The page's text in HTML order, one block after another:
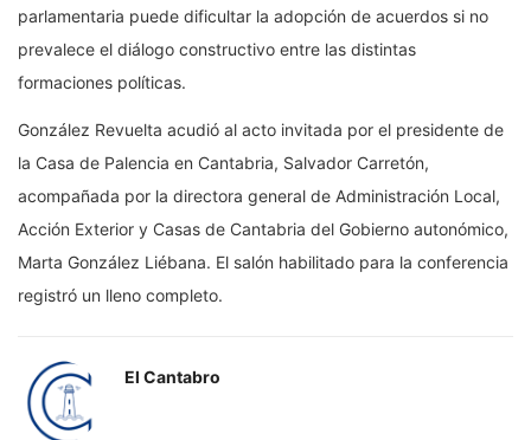
parlamentaria puede dificultar la adopción de acuerdos si no
prevalece el diálogo constructivo entre las distintas
formaciones políticas.
González Revuelta acudió al acto invitada por el presidente de
la Casa de Palencia en Cantabria, Salvador Carretón,
acompañada por la directora general de Administración Local,
Acción Exterior y Casas de Cantabria del Gobierno autonómico,
Marta González Liébana. El salón habilitado para la conferencia
registró un lleno completo.
El Cantabro